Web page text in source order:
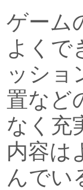
ゲーム
よくで
ッショ
置など
なく充
内容は
んでい